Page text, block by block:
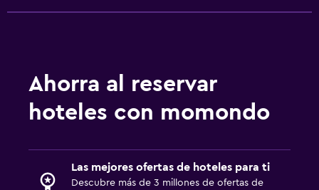
Ahorra al reservar
hoteles con momondo
Las mejores ofertas de hoteles para ti
Descubre más de 3 millones de ofertas de